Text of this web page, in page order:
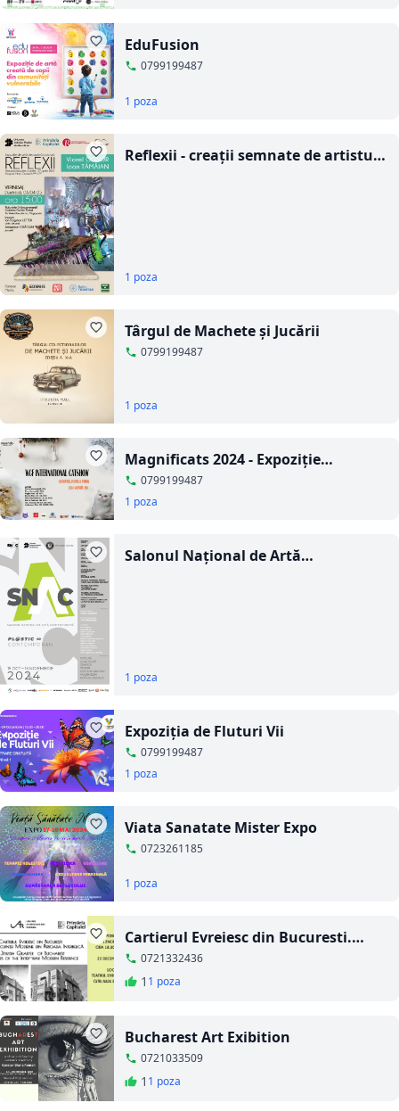
EduFusion
0799199487
1 poza
Reflexii - creații semnate de artistul
1 poza
Târgul de Machete și Jucării
0799199487
1 poza
Magnificats 2024 - Expoziție
internațională de pisici de rasă WCF
la Veranda Mall
0799199487
1 poza
Salonul Național de Artă
1 poza
Expoziția de Fluturi Vii
0799199487
1 poza
Viata Sanatate Mister Expo
0723261185
1 poza
Cartierul Evreiesc din Bucuresti.
Pionerii locuintei moderne din
perioada interbelica
0721332436
1 1 poza
Bucharest Art Exibition
0721033509
1 1 poza